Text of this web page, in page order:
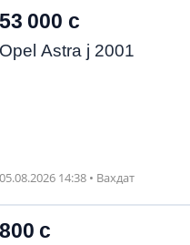
53 000 с
Opel Astra j 2001
05.08.2026 14:38 • Вахдат
800 с